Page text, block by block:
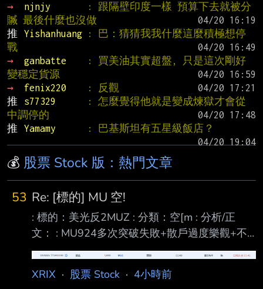
→
njnjy
: 跟隔壁印度一樣 預算下去就被分
贓 最後什麼也沒做
推
Yishanhuang
: 巴：猜猜我我什麼這麼積極想停
戰
→
ganbatte
: 買美油其實超盤, 只是這次剛好
變穩定貨源
→
fenix220 : 反觀
推
s77329
: 怎麼覺得他就是變成煉獄才會從
中調停的
推
Yamamy
: 巴基斯坦有五星級飯店？
💰 股票 Stock 版：熱門文章
53 Re: [標的] MU 空!
: 標的：美光反2MUZ : 分類：空[m : 分析/正
文： : MU924多次突破失敗+散戶過度樂觀+不
認為已經突破下降趨勢 :
(喊多喊空者，必須有停損機制。 長期投資、討
XRIX · 股票 Stock · 4小時前